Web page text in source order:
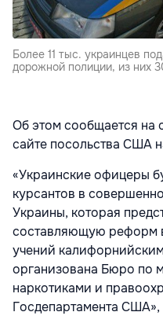
Более 11 тыс. украинцев
дорожной полиции, из них
Об этом сообщается на
сайте посольства США
«Украинские офицеры
курсантов в
Украины, которая
составляющую реформ
учений
организована Бюро по
наркотиками и
Госдепартамента